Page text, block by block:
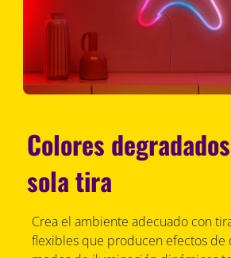
Colores
sola tira
Crea el ambiente adecuado con
flexibles que producen efectos de